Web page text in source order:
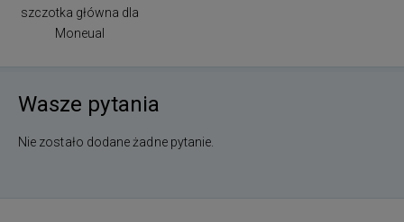
szczotka główna dla
Moneual
Wasze pytania
Nie zostało dodane żadne pytanie.